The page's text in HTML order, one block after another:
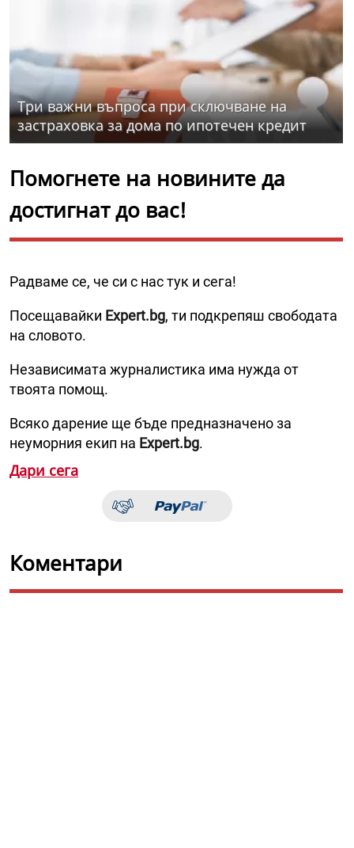
Три важни въпроса при сключване на
застраховка за дома по ипотечен кредит
Помогнете на новините да
достигнат до вас!
Радваме се, че си с нас тук и сега!
Посещавайки Expert.bg, ти подкрепяш свободата
на словото.
Независимата журналистика има нужда от
твоята помощ.
Всяко дарение ще бъде предназначено за
неуморния екип на Expert.bg.
Дари сега
Коментари